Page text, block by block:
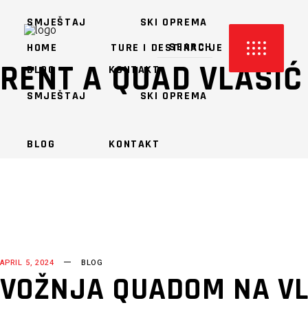
HOME TURE I DESTINACIJE
SMJEŠTAJ SKI OPREMA
BLOG KONTAKT
SMJEŠTAJ SKI OPREMA
BLOG KONTAKT
RENT A QUAD VLAŠIĆ
APRIL 5, 2024 BLOG
VOŽNJA QUADOM NA